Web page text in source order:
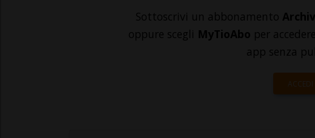
Sottoscrivi un abbonamento
oppure scegli MyTioAbo per
app senza
ACCEDI